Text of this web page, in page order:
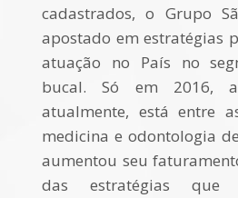
cadastrados, o Grupo
apostado em estratégias
atuação no País no
bucal. Só em 2016,
atualmente, está entre
medicina e odontologia
aumentou seu
das estratégias que